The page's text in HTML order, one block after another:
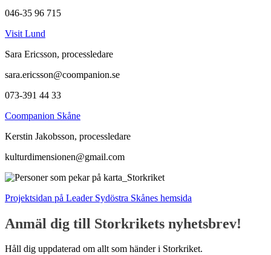
046-35 96 715
Visit Lund
Sara Ericsson, processledare
sara.ericsson@coompanion.se
073-391 44 33
Coompanion Skåne
Kerstin Jakobsson, processledare
kulturdimensionen@gmail.com
Projektsidan på Leader Sydöstra Skånes hemsida
Anmäl dig till Storkrikets nyhetsbrev!
Håll dig uppdaterad om allt som händer i Storkriket.